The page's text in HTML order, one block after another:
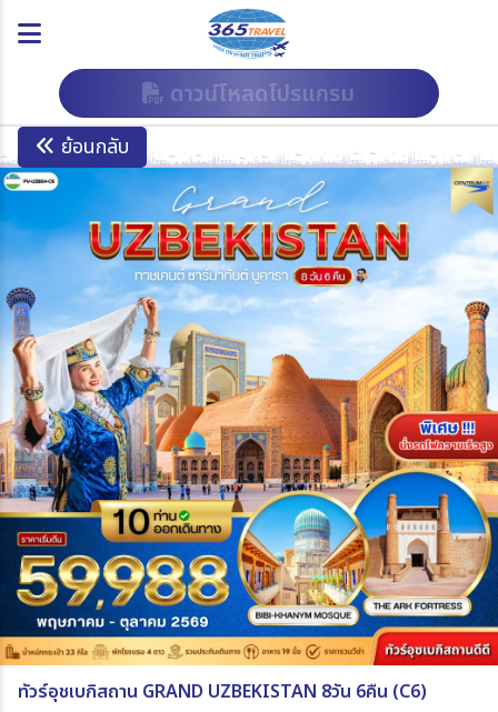
ดาวน์โหลดโปรแกรม
ย้อนกลับ
ทัวร์อุชเบกิสถาน GRAND UZBEKISTAN 8วัน 6คืน (C6)